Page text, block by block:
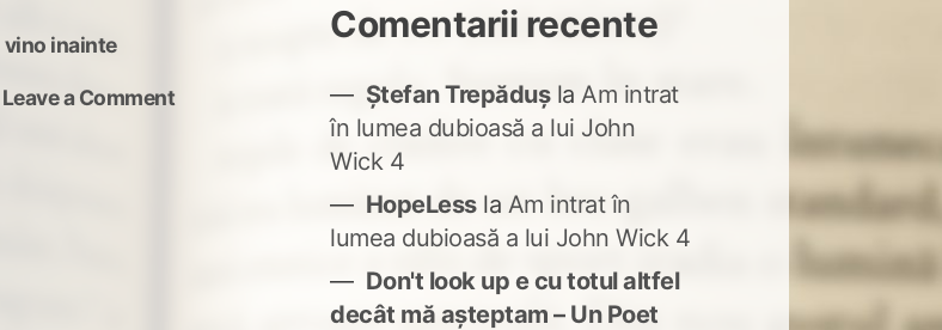
vino inainte
Leave a Commenton
Comentarii recente
Ștefan Trepădușla Am intrat
în lumea dubioasă a lui John
Wick 4
HopeLessla Am intrat în
lumea dubioasă a lui John Wick 4
Don't look up e cu totul altfel
decât mă așteptam – Un Poet